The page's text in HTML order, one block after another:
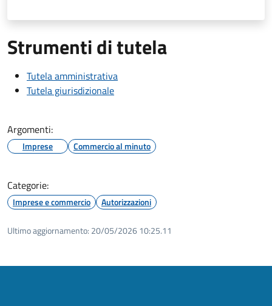
Strumenti di tutela
Tutela amministrativa
Tutela giurisdizionale
Argomenti:
Imprese Commercio al minuto
Categorie:
Imprese e commercio Autorizzazioni
Ultimo aggiornamento: 20/05/2026 10:25.11